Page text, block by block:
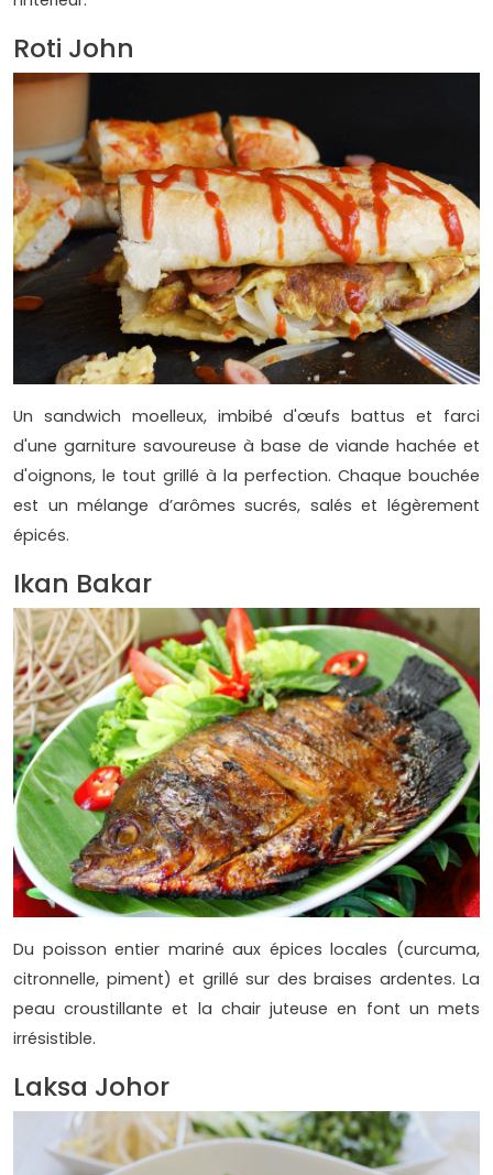
Roti John
Un sandwich moelleux, imbibé d'œufs battus et farci
d'une garniture savoureuse à base de viande hachée et
d'oignons, le tout grillé à la perfection. Chaque bouchée
est un mélange d’arômes sucrés, salés et légèrement
épicés.
Ikan Bakar
Du poisson entier mariné aux épices locales (curcuma,
citronnelle, piment) et grillé sur des braises ardentes. La
peau croustillante et la chair juteuse en font un mets
irrésistible.
Laksa Johor